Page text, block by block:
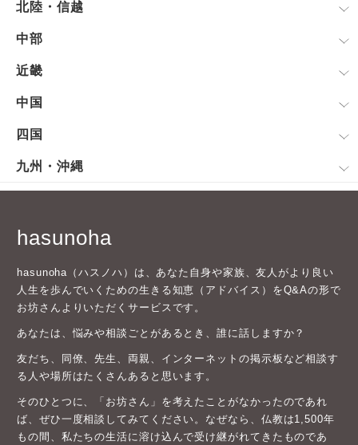
北陸・信越
中部
近畿
中国
四国
九州・沖縄
hasunoha
hasunoha（ハスノハ）は、あなた自身や家族、友人がより良い
人生を歩んでいくための生きる知恵（アドバイス）をQ&Aの形で
お坊さんよりいただくサービスです。
あなたは、悩みや相談ごとがあるとき、誰に話しますか？
友だち、同僚、先生、両親、インターネットの掲示板など相談す
る人や場所はたくさんあると思います。
そのひとつに、「お坊さん」を考えたことがなかったのであれ
ば、ぜひ一度相談してみてください。なぜなら、仏教は1,500年
もの間、私たちの生活に溶け込んで受け継がれてきたものであ